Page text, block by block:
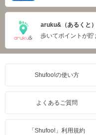
aruku&（あるくと）
歩いてポイントが貯
Shufoo!の使い方
よくあるご質問
「Shufoo!」利用規約